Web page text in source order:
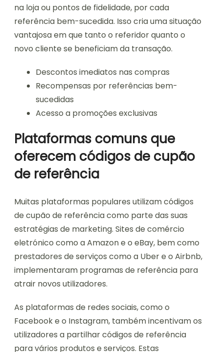
na loja ou pontos de fidelidade, por cada
referência bem-sucedida. Isso cria uma situação
vantajosa em que tanto o referidor quanto o
novo cliente se beneficiam da transação.
Descontos imediatos nas compras
Recompensas por referências bem-
sucedidas
Acesso a promoções exclusivas
Plataformas comuns que
oferecem códigos de cupão
de referência
Muitas plataformas populares utilizam códigos
de cupão de referência como parte das suas
estratégias de marketing. Sites de comércio
eletrónico como a Amazon e o eBay, bem como
prestadores de serviços como a Uber e o Airbnb,
implementaram programas de referência para
atrair novos utilizadores.
As plataformas de redes sociais, como o
Facebook e o Instagram, também incentivam os
utilizadores a partilhar códigos de referência
para vários produtos e serviços. Estas